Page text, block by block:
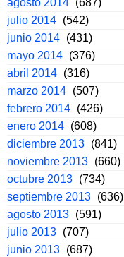
agosto 2014 (687)
julio 2014 (542)
junio 2014 (431)
mayo 2014 (376)
abril 2014 (316)
marzo 2014 (507)
febrero 2014 (426)
enero 2014 (608)
diciembre 2013 (841)
noviembre 2013 (660)
octubre 2013 (734)
septiembre 2013 (636)
agosto 2013 (591)
julio 2013 (707)
junio 2013 (687)